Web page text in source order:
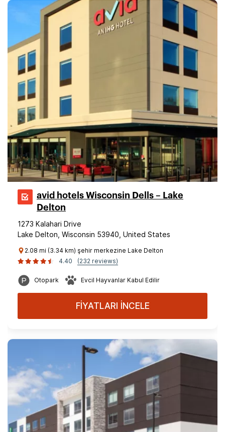
avid hotels Wisconsin Dells – Lake
Delton
1273 Kalahari Drive
Lake Delton, Wisconsin 53940, United States
2.08 mi (3.34 km) şehir merkezine Lake Delton
4.40
(232 reviews)
Otopark Evcil Hayvanlar Kabul Edilir
FİYATLARI İNCELE